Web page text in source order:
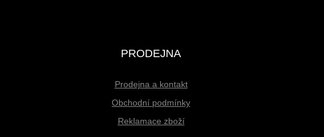
PRODEJNA
Prodejna a kontakt
Obchodní podmínky
Reklamace zboží